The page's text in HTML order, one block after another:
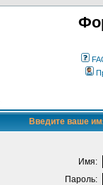
Введите ваше
Имя:
Пароль: